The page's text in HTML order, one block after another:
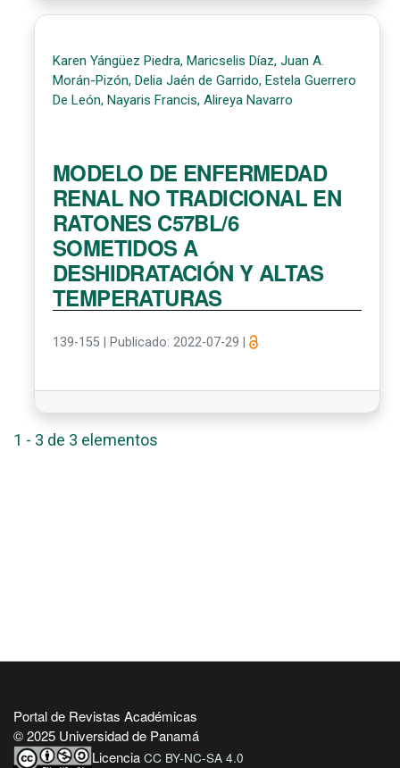
Karen Yángüez Piedra, Maricselis Díaz, Juan A.
Morán-Pizón, Delia Jaén de Garrido, Estela Guerrero
De León, Nayaris Francis, Alireya Navarro
MODELO DE ENFERMEDAD
RENAL NO TRADICIONAL EN
RATONES C57BL/6
SOMETIDOS A
DESHIDRATACIÓN Y ALTAS
TEMPERATURAS
139-155 Publicado: 2022-07-29
1 - 3 de 3 elementos
Portal de Revistas Académicas
© 2025 Universidad de Panamá
Licencia CC BY-NC-SA 4.0